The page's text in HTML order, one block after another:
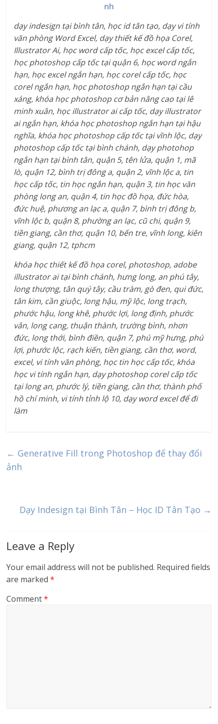
nh
dạy indesign tại bình tân, học id tân tạo, dạy vi tính
văn phòng Word Excel, dạy thiết kế đồ họa Corel,
Illustrator Ai, học word cấp tốc, học excel cấp tốc,
học photoshop cấp tốc tại quận 6, học word ngắn
hạn, học excel ngắn hạn, học corel cấp tốc, học
corel ngắn hạn, học photoshop ngắn hạn tại cầu
xáng, khóa học photoshop cơ bản nâng cao tại lê
minh xuân, học illustrator ai cấp tốc, dạy illustrator
ai ngắn hạn, khóa học photoshop ngắn hạn tại hậu
nghĩa, khóa học photoshop cấp tốc tại vĩnh lộc, dạy
photoshop cấp tốc tại bình chánh, dạy photohop
ngắn hạn tại bình tân, quận 5, tên lửa, quận 1, mã
lò, quận 12, bình trị đông a, quận 2, vĩnh lộc a, tin
học cấp tốc, tin học ngắn hạn, quận 3, tin học văn
phòng long an, quận 4, tin học đồ họa, đức hòa,
đức huệ, phương an lạc a, quận 7, bình trị đông b,
vĩnh lộc b, quận 8, phường an lạc, cũ chi, quận 9,
tiền giang, cần thơ, quận 10, bến tre, vĩnh long, kiên
giang, quận 12, tphcm
khóa học thiết kế đồ họa corel, photoshop, adobe
illustrator ai tại bình chánh, hưng long, an phú tây,
long thượng, tân quý tây, cầu tràm, gò đen, qui đức,
tân kim, cần giuộc, long hậu, mỹ lộc, long trạch,
phước hậu, long khê, phước lợi, long định, phước
vân, long cang, thuận thành, trường bình, nhơn
đức, long thới, bình điền, quận 7, phú mỹ hưng, phú
lợi, phước lộc, rạch kiến, tiền giang, cần thơ, word,
excel, vi tính văn phòng, học tin học cấp tốc, khóa
học vi tính ngắn hạn, dạy photoshop corel cấp tốc
tại long an, phước lý, tiền giang, cần thơ, thành phố
hồ chí minh, vi tính tỉnh lộ 10, dạy word excel để đi
làm
← Generative Fill trong Photoshop để thay đổi
ảnh
Dạy Indesign tại Bình Tân – Học ID Tân Tạo →
Leave a Reply
Your email address will not be published. Required fields
are marked*
Comment*